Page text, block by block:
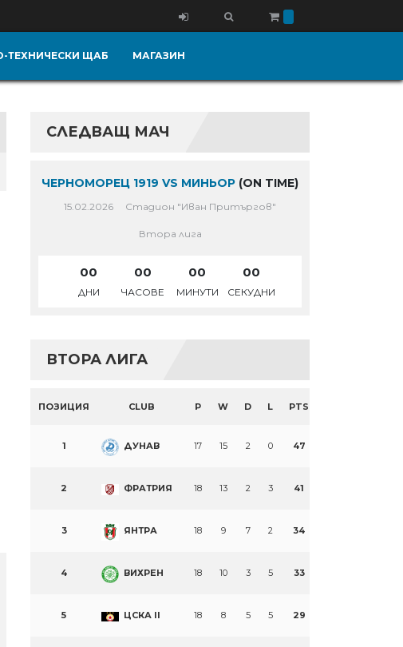
ТЕХНИЧЕСКИ ЩАБ МАГАЗИН
СЛЕДВАЩ МАЧ
ЧЕРНОМОРЕЦ 1919 VS МИНЬОР (ON TIME)
15.02.2026 Стадион "Иван Притъргов"
Втора лига
00
ДНИ
00
ЧАСОВЕ
00
МИНУТИ
00
СЕКУДНИ
ВТОРА ЛИГА
ПОЗИЦИЯ CLUB P W D L PTS
1 ДУНАВ 17 15 2 0 47
2 ФРАТРИЯ 18 13 2 3 41
3 ЯНТРА 18 9 7 2 34
4 ВИХРЕН 18 10 3 5 33
5 ЦСКА II 18 8 5 5 29